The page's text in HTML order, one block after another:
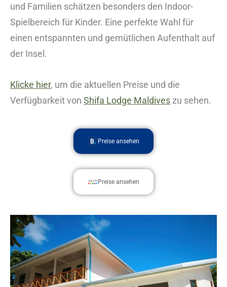
und Familien schätzen besonders den Indoor-
Spielbereich für Kinder. Eine perfekte Wahl für
einen entspannten und gemütlichen Aufenthalt auf
der Insel.
Klicke hier, um die aktuellen Preise und die
Verfügbarkeit von Shifa Lodge Maldives zu sehen.
Preise ansehen
Preise ansehen